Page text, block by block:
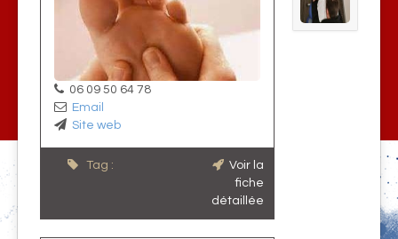
06 09 50 64 78
Email
Site web
Tag :
Voir la
fiche
détaillée